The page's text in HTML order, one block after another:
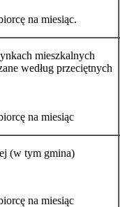
na miesiąc.
mieszkalnych
według przeciętnych
na miesiąc
(w tym gmina)
na miesiąc